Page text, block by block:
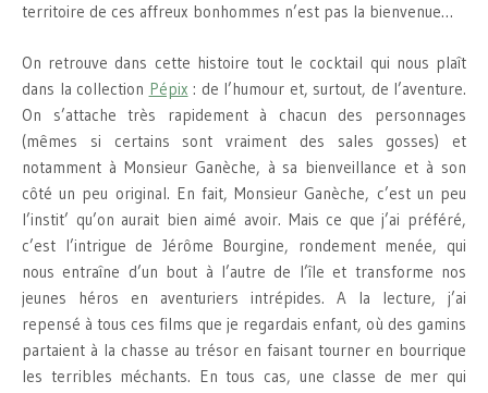
territoire de ces affreux bonhommes n’est pas la bienvenue…
On retrouve dans cette histoire tout le cocktail qui nous plaît
dans la collection Pépix : de l’humour et, surtout, de l’aventure.
On s’attache très rapidement à chacun des personnages
(mêmes si certains sont vraiment des sales gosses) et
notamment à Monsieur Ganèche, à sa bienveillance et à son
côté un peu original. En fait, Monsieur Ganèche, c’est un peu
l’instit’ qu’on aurait bien aimé avoir. Mais ce que j’ai préféré,
c’est l’intrigue de Jérôme Bourgine, rondement menée, qui
nous entraîne d’un bout à l’autre de l’île et transforme nos
jeunes héros en aventuriers intrépides. A la lecture, j’ai
repensé à tous ces films que je regardais enfant, où des gamins
partaient à la chasse au trésor en faisant tourner en bourrique
les terribles méchants. En tous cas, une classe de mer qui